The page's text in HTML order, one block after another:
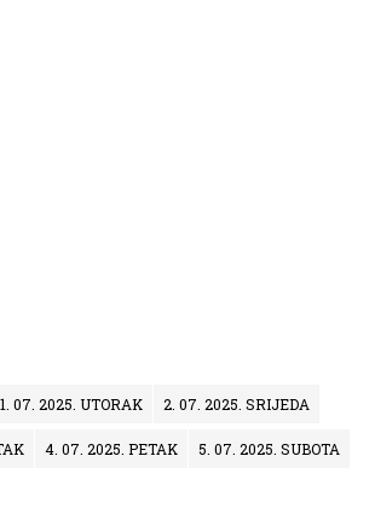
1. 07. 2025. UTORAK 2. 07. 2025. SRIJEDA
4. 07. 2025. PETAK 5. 07. 2025. SUBOTA